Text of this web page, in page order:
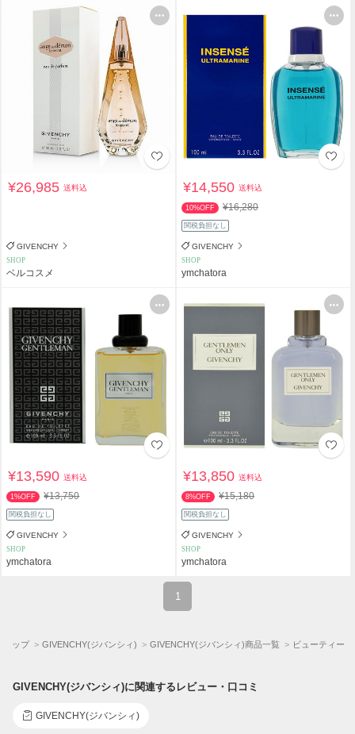
¥26,985送料込
GIVENCHY
SHOP
ベルコスメ
¥14,550送料込
10%OFF ¥16,280
関税負担なし
GIVENCHY
SHOP
ymchatora
¥13,590送料込
1%OFF ¥13,750
関税負担なし
GIVENCHY
SHOP
ymchatora
¥13,850送料込
8%OFF ¥15,180
関税負担なし
GIVENCHY
SHOP
ymchatora
1
トップ GIVENCHY(ジバンシィ) GIVENCHY(ジバンシィ)商品一覧 ビューティー
GIVENCHY(ジバンシィ)に関連するレビュー・口コミ
GIVENCHY(ジバンシィ)